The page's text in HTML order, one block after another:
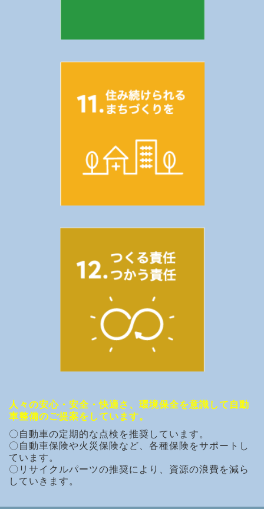
人々の安心・安全・快適さ、環境保全を意識して自動
車整備のご提案をしています。
〇自動車の定期的な点検を推奨しています。
〇自動車保険や火災保険など、各種保険をサポートし
ています。
〇リサイクルパーツの推奨により、資源の浪費を減ら
していきます。